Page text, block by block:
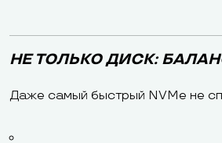
НЕ ТОЛЬКО ДИСК:
Даже самый быстрый NVMe не